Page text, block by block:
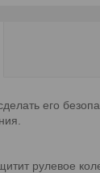
его
рулевое